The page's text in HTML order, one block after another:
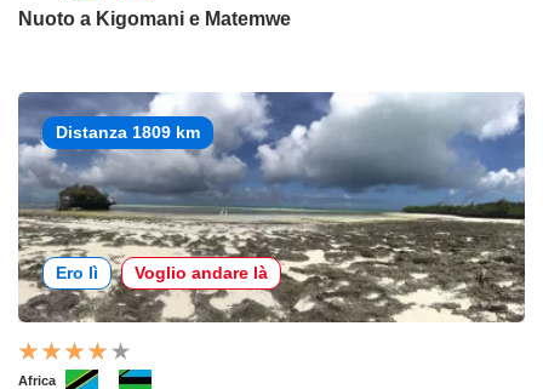
Nuoto a Kigomani e Matemwe
Distanza 1809 km
Ero lì Voglio andare là
Africa